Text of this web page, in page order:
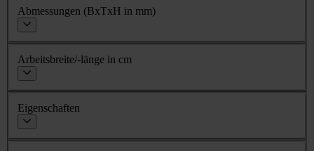
Abmessungen (BxTxH in mm)
Arbeitsbreite/-länge in cm
Eigenschaften